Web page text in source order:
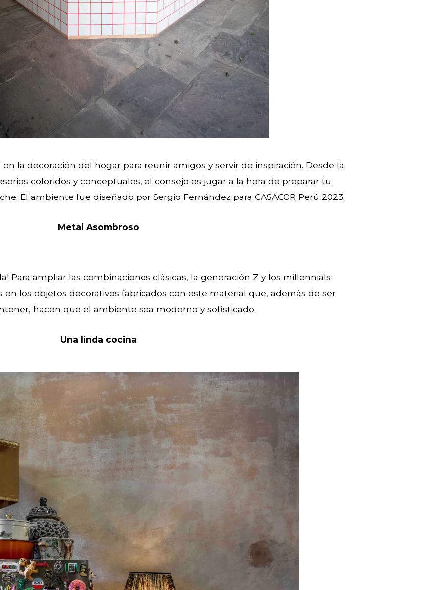
la decoración del hogar para reunir amigos y servir de inspiración. Desde la
coloridos y conceptuales, el consejo es jugar a la hora de preparar tu
El ambiente fue diseñado por Sergio Fernández para CASACOR Perú 2023.
Metal Asombroso
Para ampliar las combinaciones clásicas, la generación Z y los millennials
los objetos decorativos fabricados con este material que, además de ser
hacen que el ambiente sea moderno y sofisticado.
Una linda cocina